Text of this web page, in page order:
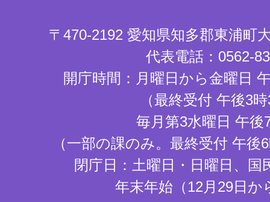
〒470-2192 愛知県知多郡東浦町
代表電話：0562-
開庁時間：月曜日から金曜日
（最終受付 午後3
毎月第3水曜日 午後
（一部の課のみ。最終受付 午
閉庁日：土曜日・日曜日、国
年末年始（12月29日か